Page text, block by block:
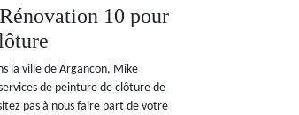
10 pour
la ville de Argancon, Mike
de peinture de clôture de
pas à nous faire part de votre